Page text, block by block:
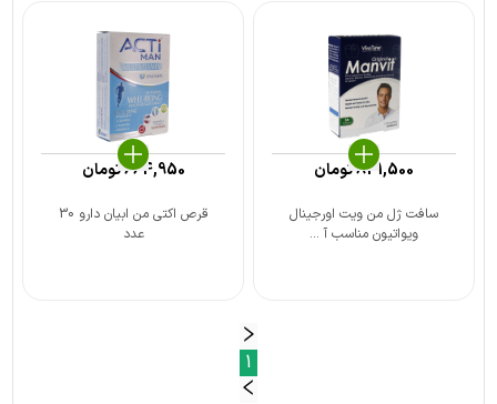
سافت ژل من ویت اورجینال
ویواتیون مناسب آ ...
841,500تومان
قرص اکتی من ابیان دارو 30
عدد
664,950تومان
1